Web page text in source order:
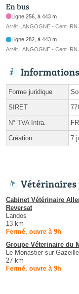
En bus
Ligne 256, à 443 m
Arrêt LANGOGNE - Cent.
Ligne 282, à 443 m
Arrêt LANGOGNE - Cent.
Informations
Forme juridique
SIRET
N° TVA Intra.
Création 7
Vétérinaires
Cabinet Vétérinaire
Reversat
Landos
13 km
Fermé, ouvre à 9h
Groupe Véterinaire du
Le Monastier-sur-Gazeille
27 km
Fermé, ouvre à 9h